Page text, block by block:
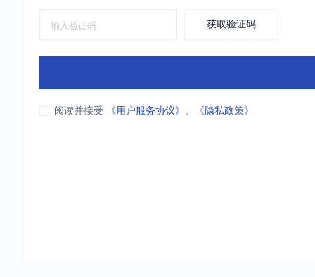
获取验证码
阅读并接受 《用户服务协议》 、 《隐私政策》